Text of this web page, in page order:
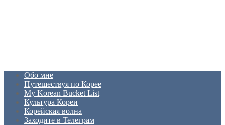
Обо мне
Путешествуя по Корее
My Korean Bucket List
Культура Кореи
Корейская волна
Заходите в Телеграм